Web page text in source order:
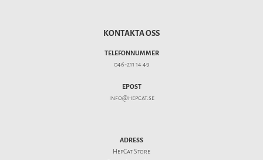
KONTAKTA OSS
TELEFONNUMMER
046-211 14 49
EPOST
info@hepcat.se
ADRESS
HepCat Store